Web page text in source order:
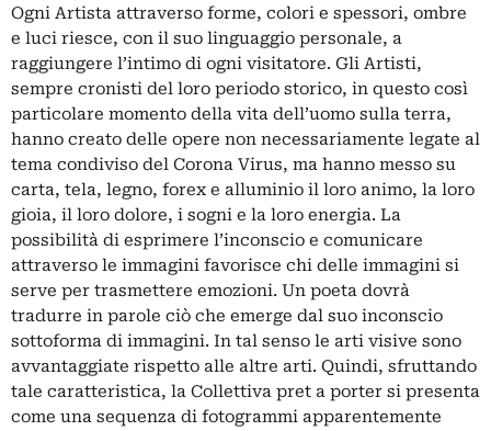
Ogni Artista attraverso forme, colori e spessori, ombre
e luci riesce, con il suo linguaggio personale, a
raggiungere l’intimo di ogni visitatore. Gli Artisti,
sempre cronisti del loro periodo storico, in questo così
particolare momento della vita dell’uomo sulla terra,
hanno creato delle opere non necessariamente legate al
tema condiviso del Corona Virus, ma hanno messo su
carta, tela, legno, forex e alluminio il loro animo, la loro
gioia, il loro dolore, i sogni e la loro energia. La
possibilità di esprimere l’inconscio e comunicare
attraverso le immagini favorisce chi delle immagini si
serve per trasmettere emozioni. Un poeta dovrà
tradurre in parole ciò che emerge dal suo inconscio
sottoforma di immagini. In tal senso le arti visive sono
avvantaggiate rispetto alle altre arti. Quindi, sfruttando
tale caratteristica, la Collettiva pret a porter si presenta
come una sequenza di fotogrammi apparentemente